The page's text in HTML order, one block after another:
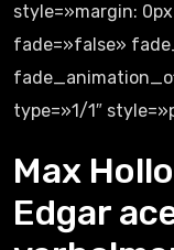
style=»margin:
fade=»false»
type=»1/1″
Max
Edgar